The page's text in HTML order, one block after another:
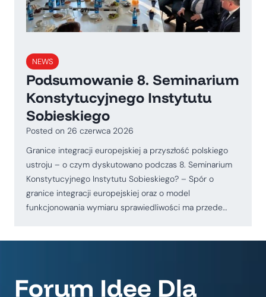
NEWS
Podsumowanie 8. Seminarium
Konstytucyjnego Instytutu
Sobieskiego
Posted on 26 czerwca 2026
Granice integracji europejskiej a przyszłość polskiego
ustroju – o czym dyskutowano podczas 8. Seminarium
Konstytucyjnego Instytutu Sobieskiego? – Spór o
granice integracji europejskiej oraz o model
funkcjonowania wymiaru sprawiedliwości ma przede…
Forum Idee Dla